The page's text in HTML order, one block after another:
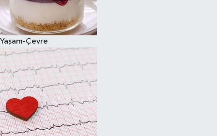
Yaşam-ÇevreBurç Yorumları
Çocuk
Eğitim
Hava Durumu